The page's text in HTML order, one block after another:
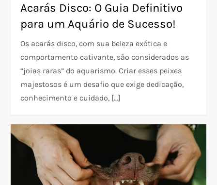
Acarás Disco: O Guia Definitivo
para um Aquário de Sucesso!
Os acarás disco, com sua beleza exótica e
comportamento cativante, são considerados as
“joias raras” do aquarismo. Criar esses peixes
majestosos é um desafio que exige dedicação,
conhecimento e cuidado, […]